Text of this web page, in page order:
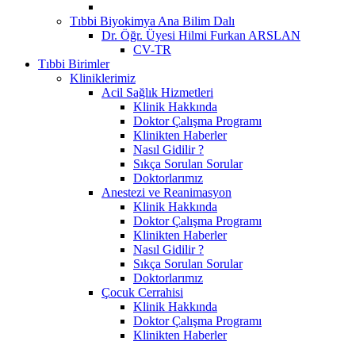
Tıbbi Biyokimya Ana Bilim Dalı
Dr. Öğr. Üyesi Hilmi Furkan ARSLAN
CV-TR
Tıbbi Birimler
Kliniklerimiz
Acil Sağlık Hizmetleri
Klinik Hakkında
Doktor Çalışma Programı
Klinikten Haberler
Nasıl Gidilir ?
Sıkça Sorulan Sorular
Doktorlarımız
Anestezi ve Reanimasyon
Klinik Hakkında
Doktor Çalışma Programı
Klinikten Haberler
Nasıl Gidilir ?
Sıkça Sorulan Sorular
Doktorlarımız
Çocuk Cerrahisi
Klinik Hakkında
Doktor Çalışma Programı
Klinikten Haberler